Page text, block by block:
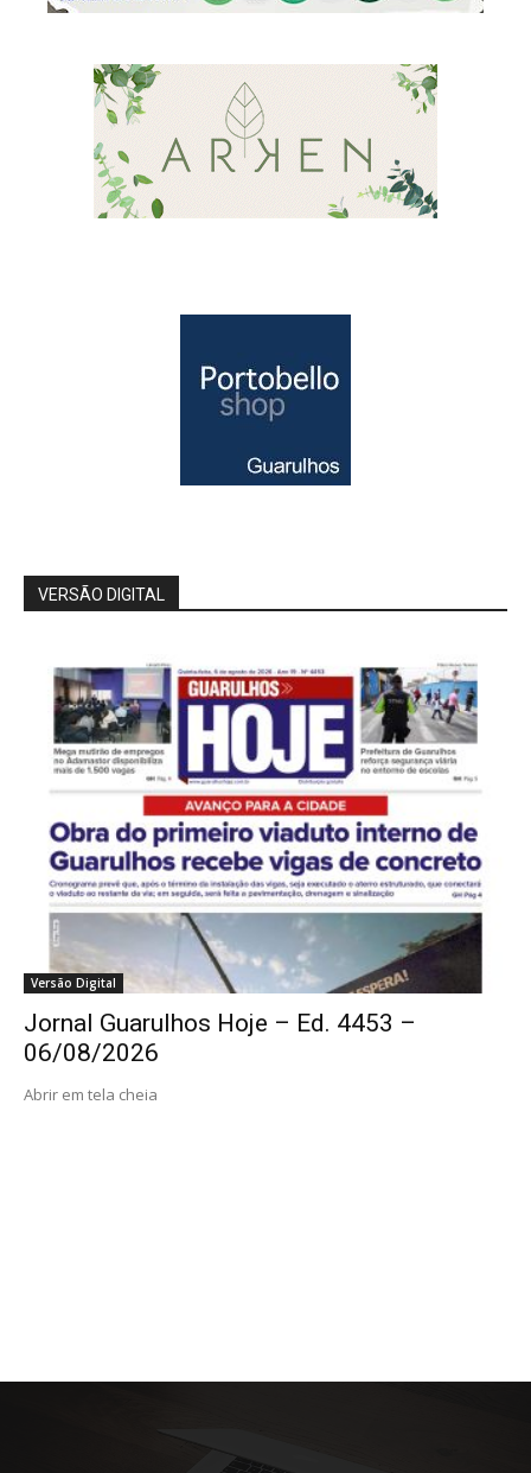
VERSÃO DIGITAL
Versão Digital
Jornal Guarulhos Hoje – Ed. 4453 –
06/08/2026
Abrir em tela cheia